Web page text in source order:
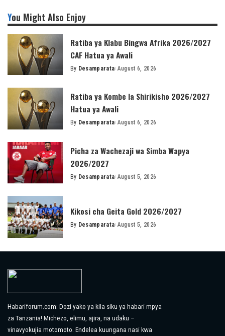
You Might Also Enjoy
Ratiba ya Klabu Bingwa Afrika 2026/2027
CAF Hatua ya Awali
Posted
By Desamparata August 6, 2026
Ratiba ya Kombe la Shirikisho 2026/2027
Hatua ya Awali
Posted
By Desamparata August 6, 2026
Picha za Wachezaji wa Simba Wapya
2026/2027
Posted
By Desamparata August 5, 2026
Kikosi cha Geita Gold 2026/2027
Posted
By Desamparata August 5, 2026
Habariforum.com: Dozi yako ya kila siku ya habari mpya
za Tanzania! Michezo, elimu, ajira, na udaku –
vinavyokujia motomoto. Endelea kuungana nasi kwa